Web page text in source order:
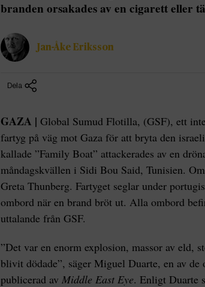
branden orsakades av en cigarett eller
Jan-Åke Eriksson
Dela
GAZA | Global Sumud Flotilla, (GSF), ett
fartyg på väg mot Gaza för att bryta den
kallade ”Family Boat” attackerades av en
måndagskvällen i Sidi Bou Said, Tunisien.
Greta Thunberg. Fartyget seglar under
ombord när en brand bröt ut. Alla ombord
uttalande från GSF.
”Det var en enorm explosion, massor av eld,
blivit dödade”, säger Miguel Duarte, en av de
publicerad av Middle East Eye. Enligt Duarte